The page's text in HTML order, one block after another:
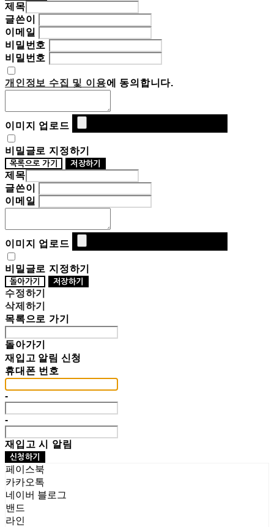
제목
글쓴이
이메일
비밀번호
비밀번호
개인정보 수집 및 이용에 동의합니다.
이미지 업로드
비밀글로 지정하기
목록으로 가기 저장하기
제목
글쓴이
이메일
이미지 업로드
비밀글로 지정하기
돌아가기 저장하기
수정하기
삭제하기
목록으로 가기
돌아가기
재입고 알림 신청
휴대폰 번호
-
-
재입고 시 알림
신청하기
페이스북
카카오톡
네이버 블로그
밴드
라인